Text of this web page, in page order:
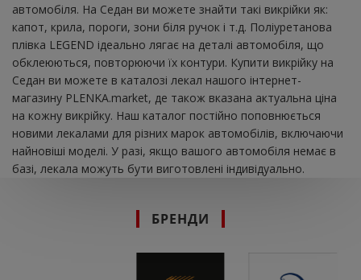
автомобіля. На Седан ви можете знайти такі викрійки як:
капот, крила, пороги, зони біля ручок і т.д. Поліуретанова
плівка LEGEND ідеально лягає на деталі автомобіля, що
обклеюються, повторюючи їх контури. Купити викрійку на
Седан ви можете в каталозі лекал нашого інтернет-
магазину PLENKA.market, де також вказана актуальна ціна
на кожну викрійку. Наш каталог постійно поповнюється
новими лекалами для різних марок автомобілів, включаючи
найновіші моделі. У разі, якщо вашого автомобіля немає в
базі, лекала можуть бути виготовлені індивідуально.
БРЕНДИ